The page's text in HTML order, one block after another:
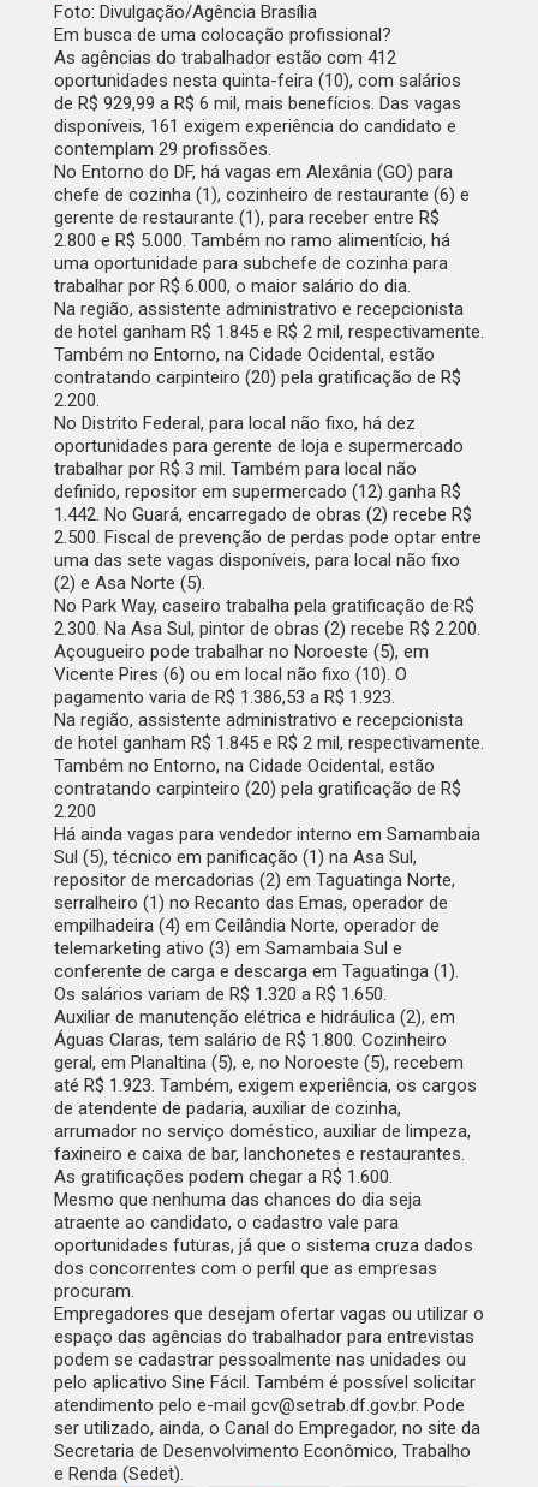
Foto: Divulgação/Agência Brasília
Em busca de uma colocação profissional?
As agências do trabalhadorestão com 412
oportunidades nesta quinta-feira (10), com salários
de R$ 929,99 a R$ 6 mil, mais benefícios. Das vagas
disponíveis, 161 exigem experiência do candidato e
contemplam 29 profissões.
No Entorno do DF, há vagas em Alexânia (GO) para
chefe de cozinha (1), cozinheiro de restaurante (6) e
gerente de restaurante (1), para receber entre R$
2.800 e R$ 5.000. Também no ramo alimentício, há
uma oportunidade para subchefe de cozinha para
trabalhar por R$ 6.000, o maior salário do dia.
Na região, assistente administrativo e recepcionista
de hotel ganham R$ 1.845 e R$ 2 mil, respectivamente.
Também no Entorno, na Cidade Ocidental, estão
contratando carpinteiro (20) pela gratificação de R$
2.200.
No Distrito Federal, para local não fixo, há dez
oportunidades para gerente de loja e supermercado
trabalhar por R$ 3 mil. Também para local não
definido, repositor em supermercado (12) ganha R$
1.442. No Guará, encarregado de obras (2) recebe R$
2.500. Fiscal de prevenção de perdas pode optar entre
uma das sete vagas disponíveis, para local não fixo
(2) e Asa Norte (5).
No Park Way, caseiro trabalha pela gratificação de R$
2.300. Na Asa Sul, pintor de obras (2) recebe R$ 2.200.
Açougueiro pode trabalhar no Noroeste (5), em
Vicente Pires (6) ou em local não fixo (10). O
pagamento varia de R$ 1.386,53 a R$ 1.923.
Na região, assistente administrativo e recepcionista
de hotel ganham R$ 1.845 e R$ 2 mil, respectivamente.
Também no Entorno, na Cidade Ocidental, estão
contratando carpinteiro (20) pela gratificação de R$
2.200
Há ainda vagas para vendedor interno em Samambaia
Sul (5), técnico em panificação (1) na Asa Sul,
repositor de mercadorias (2) em Taguatinga Norte,
serralheiro (1) no Recanto das Emas, operador de
empilhadeira (4) em Ceilândia Norte, operador de
telemarketing ativo (3) em Samambaia Sul e
conferente de carga e descarga em Taguatinga (1).
Os salários variam de R$ 1.320 a R$ 1.650.
Auxiliar de manutenção elétrica e hidráulica (2), em
Águas Claras, tem salário de R$ 1.800. Cozinheiro
geral, em Planaltina (5), e, no Noroeste (5), recebem
até R$ 1.923. Também, exigem experiência, os cargos
de atendente de padaria, auxiliar de cozinha,
arrumador no serviço doméstico, auxiliar de limpeza,
faxineiro e caixa de bar, lanchonetes e restaurantes.
As gratificações podem chegar a R$ 1.600.
Mesmo que nenhuma das chances do dia seja
atraente ao candidato, o cadastro vale para
oportunidades futuras, já que o sistema cruza dados
dos concorrentes com o perfil que as empresas
procuram.
Empregadores que desejam ofertar vagas ou utilizar o
espaço das agências do trabalhador para entrevistas
podem se cadastrar pessoalmente nas unidades ou
pelo aplicativo Sine Fácil. Também é possível solicitar
atendimento pelo e-mail gcv@setrab.df.gov.br. Pode
ser utilizado, ainda, o Canal do Empregador, no site da
Secretaria de Desenvolvimento Econômico, Trabalho
e Renda (Sedet).